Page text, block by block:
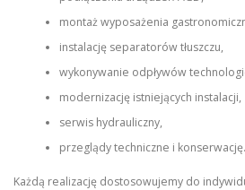
montaż wyposażenia
instalację separatorów tłuszczu,
wykonywanie odpływów
modernizację istniejących instalacji,
serwis hydrauliczny,
przeglądy techniczne i konserwację.
Każdą realizację dostosowujemy do